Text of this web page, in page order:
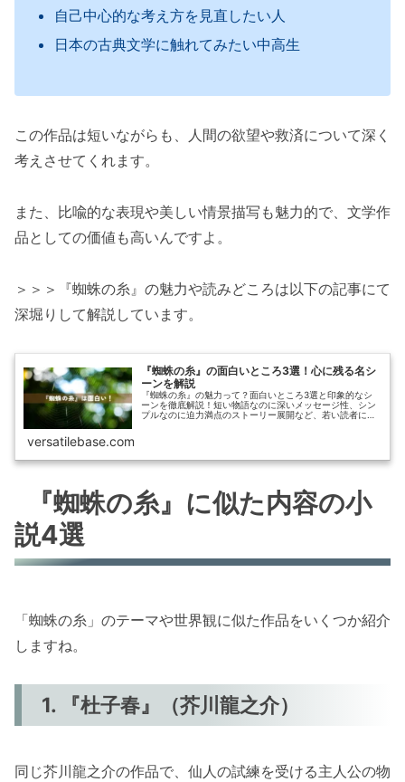
自己中心的な考え方を見直したい人
日本の古典文学に触れてみたい中高生
この作品は短いながらも、人間の欲望や救済について深く
考えさせてくれます。
また、比喩的な表現や美しい情景描写も魅力的で、文学作
品としての価値も高いんですよ。
＞＞＞『蜘蛛の糸』の魅力や読みどころは以下の記事にて
深堀りして解説しています。
『蜘蛛の糸』の面白いところ3選！心に残る名シ
ーンを解説
『蜘蛛の糸』の魅力って？面白いところ3選と印象的なシ
ーンを徹底解説！短い物語なのに深いメッセージ性、シン
プルなのに迫力満点のストーリー展開など、若い読者にも
versatilebase.com
『蜘蛛の糸』に似た内容の小
説4選
「蜘蛛の糸」のテーマや世界観に似た作品をいくつか紹介
しますね。
1. 『杜子春』（芥川龍之介）
同じ芥川龍之介の作品で、仙人の試練を受ける主人公の物